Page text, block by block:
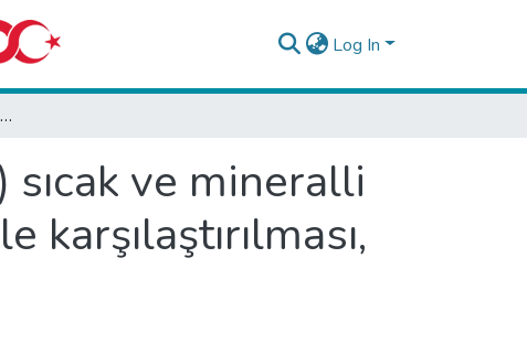
Log In
Bayramhacı, Tekgöz ve Yeşilhisar (Kayseri) sıcak ve mineralli sularının su kimyası ve izotopik yöntemlerle karşılaştırılması, tıbbi ve biyoiklimsel değerlendirilmesi
sıcak ve mineralli